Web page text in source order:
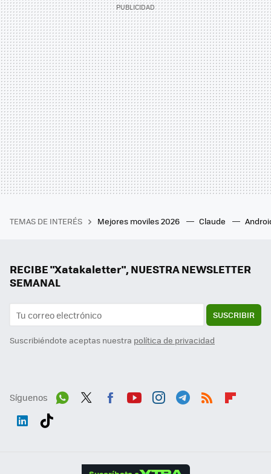
TEMAS DE INTERÉS Mejores moviles 2026 Claude
RECIBE "Xatakaletter", NUESTRA NEWSLETTER
SEMANAL
SUSCRIBIR
Suscribiéndote aceptas nuestra política de privacidad
Síguenos